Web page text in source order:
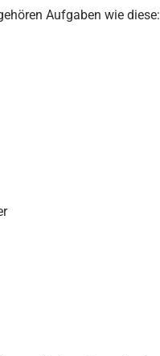
Aufgaben wie diese: